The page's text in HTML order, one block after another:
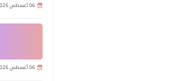
06 أغسطس 2026
06 أغسطس 2026